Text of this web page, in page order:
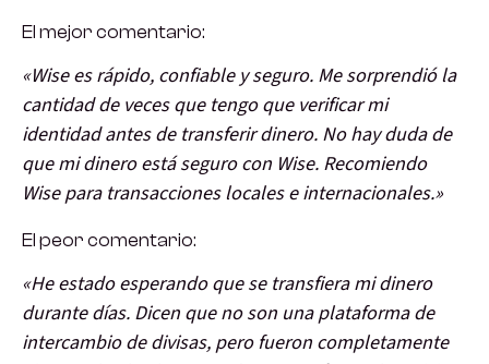
El mejor comentario:
«Wise es rápido, confiable y seguro. Me sorprendió la
cantidad de veces que tengo que verificar mi
identidad antes de transferir dinero. No hay duda de
que mi dinero está seguro con Wise. Recomiendo
Wise para transacciones locales e internacionales.»
El peor comentario:
«He estado esperando que se transfiera mi dinero
durante días. Dicen que no son una plataforma de
intercambio de divisas, pero fueron completamente